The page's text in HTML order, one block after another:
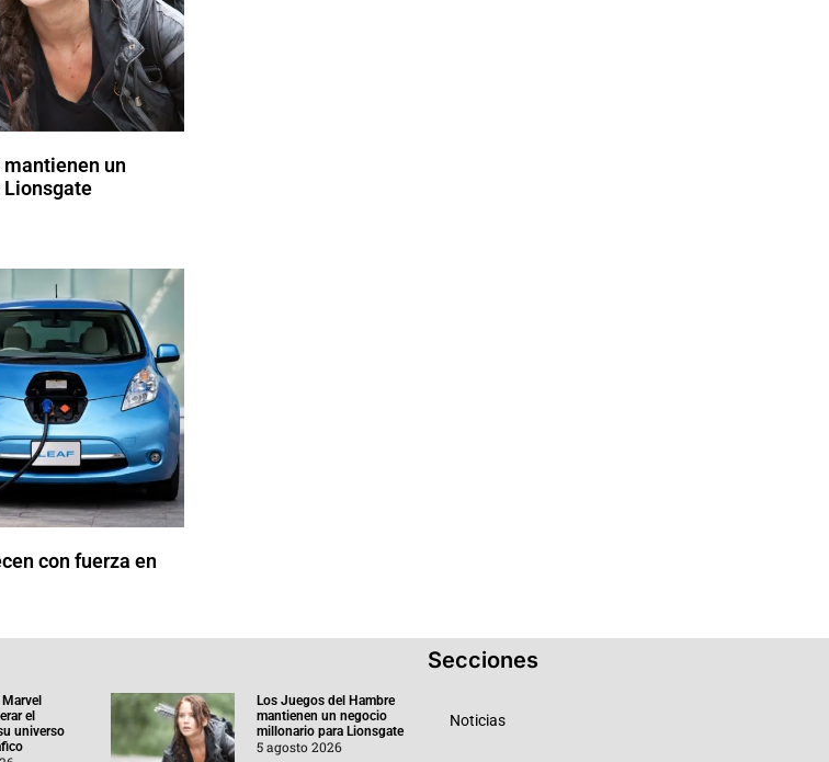
un
con fuerza en
el
universo
Los Juegos del Hambre
mantienen un negocio
millonario para Lionsgate
5 agosto 2026
Secciones
Noticias